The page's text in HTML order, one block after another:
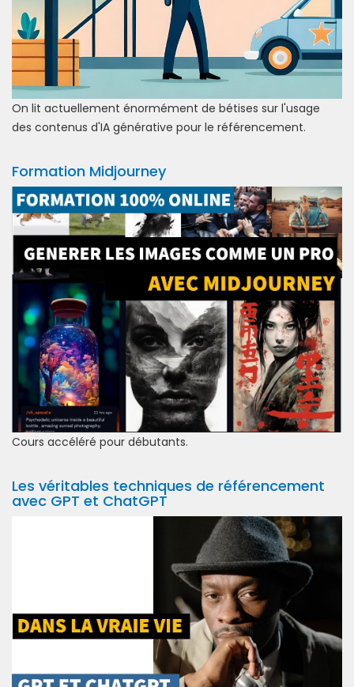
On lit actuellement énormément de bétises sur l'usage
des contenus d'IA générative pour le référencement.
Formation Midjourney
Cours accéléré pour débutants.
Les véritables techniques de référencement
avec GPT et ChatGPT